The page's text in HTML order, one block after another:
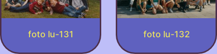
foto lu-131 foto lu-132